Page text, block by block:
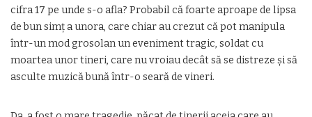
cifra 17 pe unde s-o afla? Probabil că foarte aproape de lipsa
de bun simţ a unora, care chiar au crezut că pot manipula
într-un mod grosolan un eveniment tragic, soldat cu
moartea unor tineri, care nu vroiau decât să se distreze şi să
asculte muzică bună într-o seară de vineri.